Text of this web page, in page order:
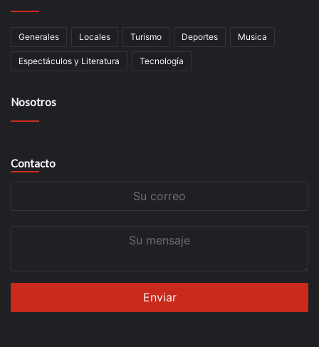
Generales Locales Turismo Deportes Musica
Espectáculos y Literatura Tecnología
Nosotros
Contacto